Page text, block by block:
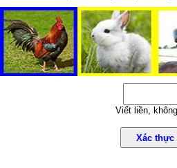
Viết liền,
Xác thực